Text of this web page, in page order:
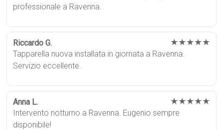
professionale a Ravenna.
Riccardo G. ★★★★★
Tapparella nuova installata in giornata a Ravenna.
Servizio eccellente.
Anna L. ★★★★★
Intervento notturno a Ravenna. Eugenio sempre
disponibile!